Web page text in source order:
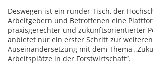
Deswegen ist ein runder Tisch, der
Arbeitgebern und Betroffenen eine
praxisgerechter und zukunftsorientierter
anbietet nur ein erster Schritt zur weiteren
Auseinandersetzung mit dem Thema
Arbeitsplätze in der Forstwirtschaft“.